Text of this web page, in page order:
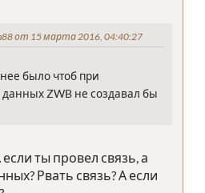
от 15 марта 2016, 04:40:27
было чтоб при
ZWB не создавал бы
ты провел связь, а
Рвать связь? А если